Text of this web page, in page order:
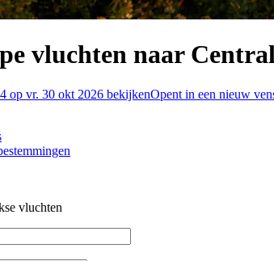
vluchten naar
op vr. 30 okt 2026 bekijkenOpent in een nieuw
vluchten